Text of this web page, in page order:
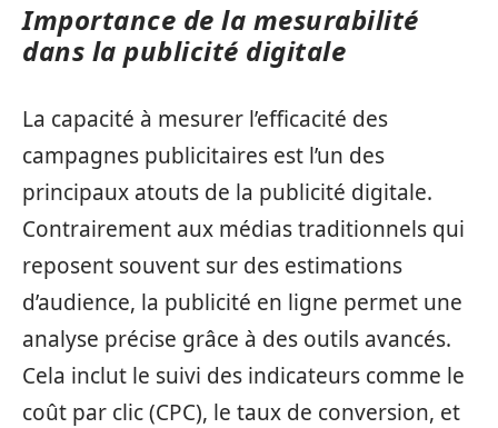
Importance de la mesurabilité
dans la publicité digitale
La capacité à mesurer l’efficacité des
campagnes publicitaires est l’un des
principaux atouts de la publicité digitale.
Contrairement aux médias traditionnels qui
reposent souvent sur des estimations
d’audience, la publicité en ligne permet une
analyse précise grâce à des outils avancés.
Cela inclut le suivi des indicateurs comme le
coût par clic (CPC), le taux de conversion, et